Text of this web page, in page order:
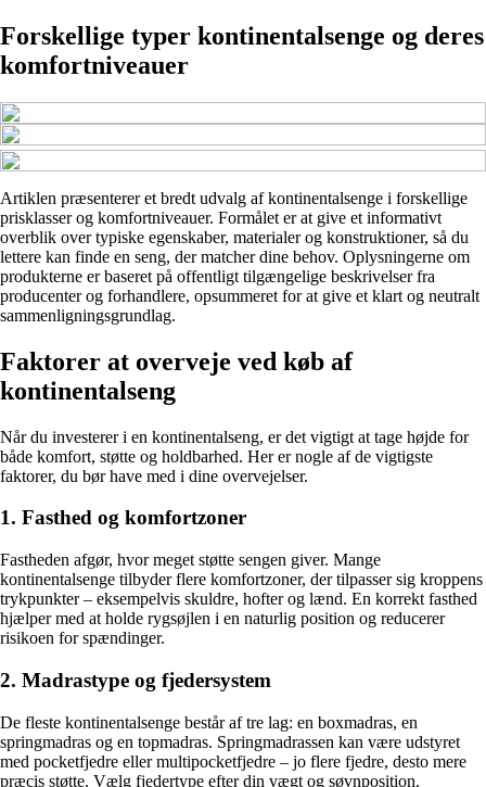
Forskellige typer kontinentalsenge og deres
komfortniveauer
Artiklen præsenterer et bredt udvalg af kontinentalsenge i forskellige
prisklasser og komfortniveauer. Formålet er at give et informativt
overblik over typiske egenskaber, materialer og konstruktioner, så du
lettere kan finde en seng, der matcher dine behov. Oplysningerne om
produkterne er baseret på offentligt tilgængelige beskrivelser fra
producenter og forhandlere, opsummeret for at give et klart og neutralt
sammenligningsgrundlag.
Faktorer at overveje ved køb af
kontinentalseng
Når du investerer i en kontinentalseng, er det vigtigt at tage højde for
både komfort, støtte og holdbarhed. Her er nogle af de vigtigste
faktorer, du bør have med i dine overvejelser.
1. Fasthed og komfortzoner
Fastheden afgør, hvor meget støtte sengen giver. Mange
kontinentalsenge tilbyder flere komfortzoner, der tilpasser sig kroppens
trykpunkter – eksempelvis skuldre, hofter og lænd. En korrekt fasthed
hjælper med at holde rygsøjlen i en naturlig position og reducerer
risikoen for spændinger.
2. Madrastype og fjedersystem
De fleste kontinentalsenge består af tre lag: en boxmadras, en
springmadras og en topmadras. Springmadrassen kan være udstyret
med pocketfjedre eller multipocketfjedre – jo flere fjedre, desto mere
præcis støtte. Vælg fjedertype efter din vægt og søvnposition.